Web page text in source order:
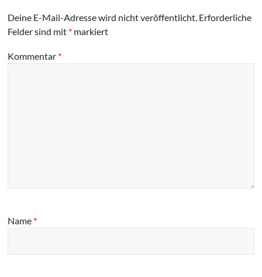
Deine E-Mail-Adresse wird nicht veröffentlicht. Erforderliche
Felder sind mit * markiert
Kommentar *
Name *